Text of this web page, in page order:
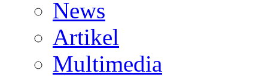
News
Artikel
Multimedia